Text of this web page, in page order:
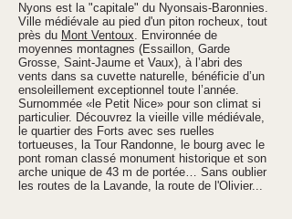
Nyons est la "capitale" du Nyonsais-Baronnies.
Ville médiévale au pied d'un piton rocheux, tout
près du Mont Ventoux. Environnée de
moyennes montagnes (Essaillon, Garde
Grosse, Saint-Jaume et Vaux), à l’abri des
vents dans sa cuvette naturelle, bénéficie d’un
ensoleillement exceptionnel toute l’année.
Surnommée «le Petit Nice» pour son climat si
particulier. Découvrez la vieille ville médiévale,
le quartier des Forts avec ses ruelles
tortueuses, la Tour Randonne, le bourg avec le
pont roman classé monument historique et son
arche unique de 43 m de portée… Sans oublier
les routes de la Lavande, la route de l'Olivier...